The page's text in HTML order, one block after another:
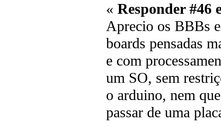
« Responder #46
Aprecio os BBBs
boards pensadas
e com
um SO, sem
o arduino, nem
passar de uma